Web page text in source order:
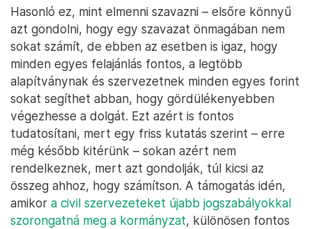
Hasonló ez, mint elmenni szavazni – elsőre könnyű
azt gondolni, hogy egy szavazat önmagában nem
sokat számít, de ebben az esetben is igaz, hogy
minden egyes felajánlás fontos, a legtöbb
alapítványnak és szervezetnek minden egyes forint
sokat segíthet abban, hogy gördülékenyebben
végezhesse a dolgát. Ezt azért is fontos
tudatosítani, mert egy friss kutatás szerint – erre
még később kitérünk – sokan azért nem
rendelkeznek, mert azt gondolják, túl kicsi az
összeg ahhoz, hogy számítson. A támogatás idén,
amikor a civil szervezeteket újabb jogszabályokkal
szorongatná meg a kormányzat, különösen fontos